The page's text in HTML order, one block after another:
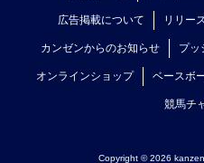
広告掲載について リリー
カンゼンからのお知らせ プッ
オンラインショップ ベースボ
競馬チ
Copyright © 2026